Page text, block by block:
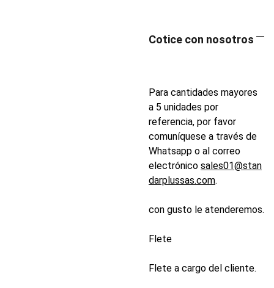
Cotice con nosotros
Para cantidades mayores
a 5 unidades por
referencia, por favor
comuníquese a través de
Whatsapp o al correo
electrónico sales01@stan
darplussas.com.
con gusto le atenderemos.
Flete
Flete a cargo del cliente.